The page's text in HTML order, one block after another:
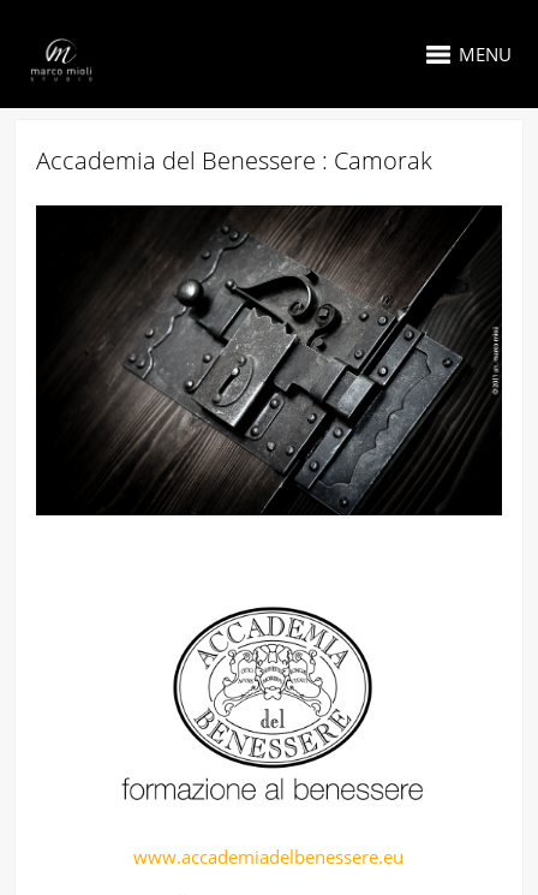
MENU
Accademia del Benessere : Camorak
www.accademiadelbenessere.eu